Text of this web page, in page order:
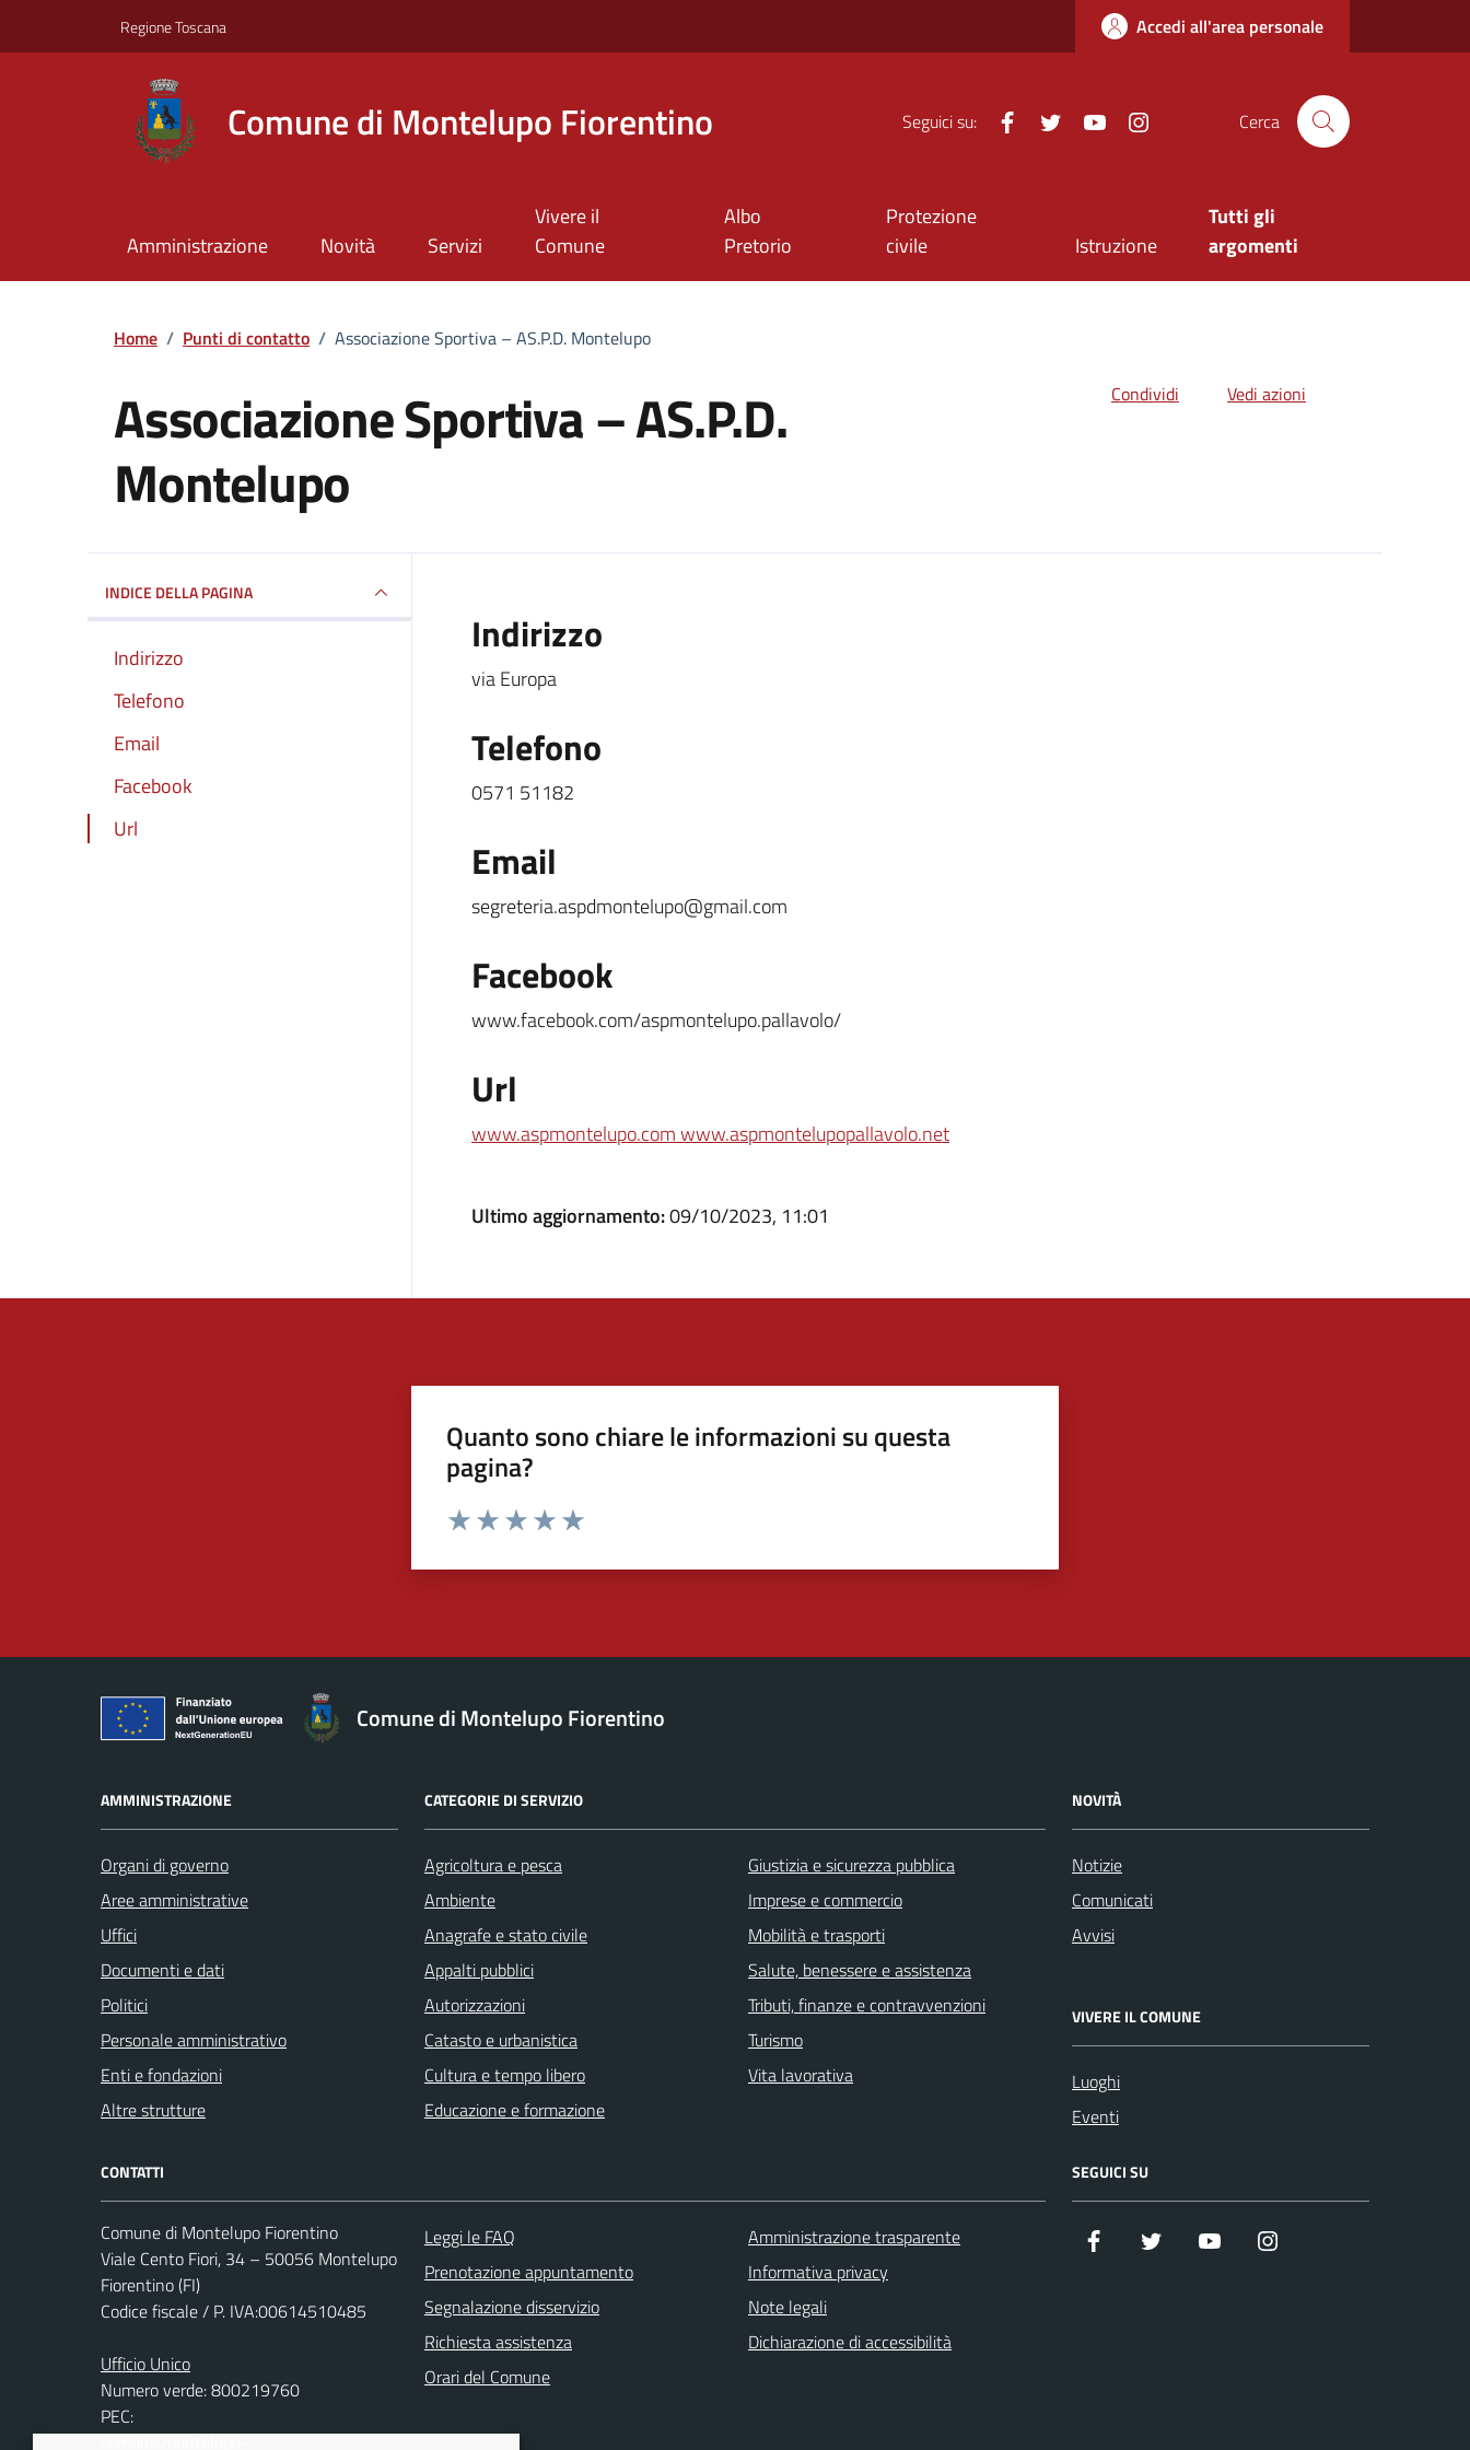
Regione Toscana Accedi all'area personale
Comune di Montelupo Fiorentino Seguici su: FacebookTwitter Youtube Cerca
Amministrazione Novità Servizi
Vivere il
Comune
Albo
Pretorio
Protezione
civile
Istruzione
Tutti gli
argomenti
Home / Punti di contatto / Associazione Sportiva – AS.P.D. Montelupo
Associazione Sportiva – AS.P.D.
Montelupo
Condividi Vedi azioni
INDICE DELLA PAGINA
Indirizzo
Telefono
Email
Facebook
Url
Indirizzo
via Europa
Telefono
0571 51182
Email
segreteria.aspdmontelupo@gmail.com
Facebook
www.facebook.com/aspmontelupo.pallavolo/
Url
www.aspmontelupo.com www.aspmontelupopallavolo.net
Ultimo aggiornamento:09/10/2023, 11:01
Quanto sono chiare le informazioni su questa
pagina?
Comune di Montelupo Fiorentino
AMMINISTRAZIONE
Organi di governo
Aree amministrative
Uffici
Documenti e dati
Politici
Personale amministrativo
Enti e fondazioni
Altre strutture
CATEGORIE DI SERVIZIO
Agricoltura e pesca
Ambiente
Anagrafe e stato civile
Appalti pubblici
Autorizzazioni
Catasto e urbanistica
Cultura e tempo libero
Educazione e formazione
Giustizia e sicurezza pubblica
Imprese e commercio
Mobilità e trasporti
Salute, benessere e assistenza
Tributi, finanze e contravvenzioni
Turismo
Vita lavorativa
NOVITÀ
Notizie
Comunicati
Avvisi
VIVERE IL COMUNE
Luoghi
Eventi
CONTATTI
Comune di Montelupo Fiorentino
Viale Cento Fiori, 34 – 50056 Montelupo
Fiorentino (FI)
Codice fiscale / P. IVA:00614510485
Ufficio Unico
Numero verde: 800219760
PEC:
comune.montelupo-
Leggi le FAQ
Prenotazione appuntamento
Segnalazione disservizio
Richiesta assistenza
Orari del Comune
Amministrazione trasparente
Informativa privacy
Note legali
Dichiarazione di accessibilità
SEGUICI SU
Facebook Twitter Youtube